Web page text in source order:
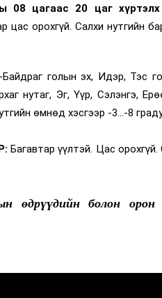
цагаас 20 цаг
цас орохгүй. Салхи нутгийн
голын эх, Идэр, Тэс
нутаг, Эг, Үүр, Сэлэнгэ,
өмнөд хэсгээр -3...-8
Багавтар үүлтэй. Цас
өдрүүдийн болон орон